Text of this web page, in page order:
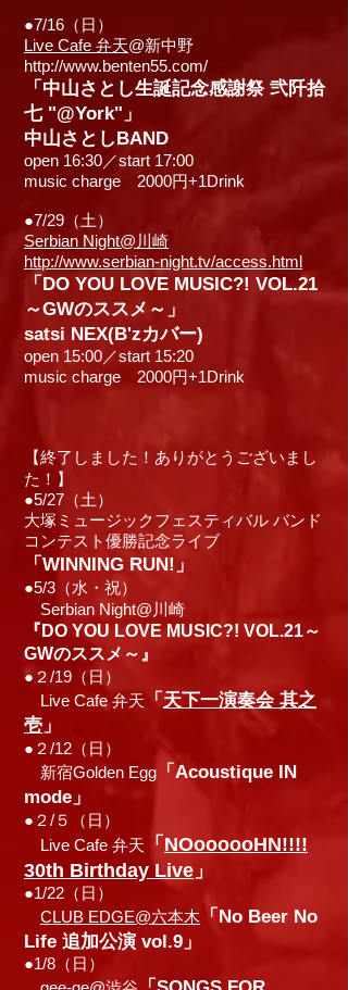
●7/16（日）
Live Cafe 弁天@新中野
http://www.benten55.com/
「中山さとし生誕記念感謝祭 弐阡拾
七 "@York"」
中山さとしBAND
open 16:30／start 17:00
music charge 2000円+1Drink
●7/29（土）
Serbian Night@川崎
http://www.serbian-night.tv/access.html
「DO YOU LOVE MUSIC?! VOL.21
～GWのススメ～」
satsi NEX(B'zカバー)
open 15:00／start 15:20
music charge 2000円+1Drink
【終了しました！ありがとうございまし
た！】
●5/27（土）
大塚ミュージックフェスティバル バンド
コンテスト優勝記念ライブ
「WINNING RUN!」
●5/3（水・祝）
Serbian Night@川崎
『DO YOU LOVE MUSIC?! VOL.21～
GWのススメ～』
●２/19（日）
Live Cafe 弁天
「 天下一演奏会 其之
壱 」
●２/12（日）
新宿Golden Egg 「Acoustique IN
mode」
●２/５（日）
Live Cafe 弁天
「 NOoooooHN!!!!
30th Birthday Live 」
●1/22（日）
CLUB EDGE@六本木 「No Beer No
Life 追加公演 vol.9」
●1/8（日）